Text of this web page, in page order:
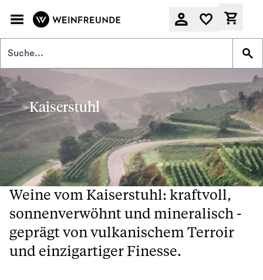
Kaiserstuhl
Weine vom Kaiserstuhl: kraftvoll,
sonnenverwöhnt und mineralisch -
geprägt von vulkanischem Terroir
und einzigartiger Finesse.